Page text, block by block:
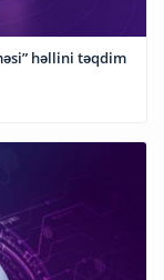
həllini təqdim